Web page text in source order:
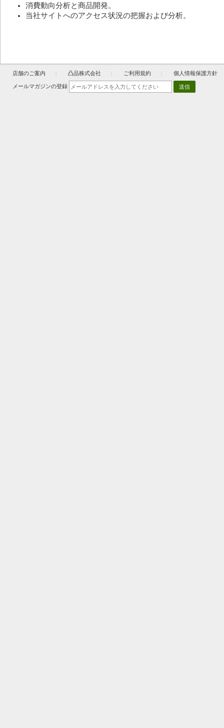
消費動向分析と商品開発。
当社サイトへのアクセス状況の把握および分析。
店舗のご案内 凸品株式会社 ご利用規約 個人情報保護方針
メールマガジンの登録 送信